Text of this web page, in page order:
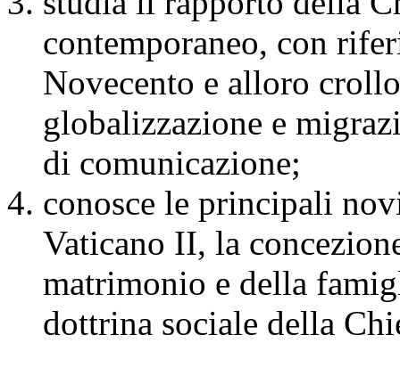
contemporaneo, con
Novecento e alloro
globalizzazione e
di comunicazione;
conosce le principali
Vaticano II, la
matrimonio e della
dottrina sociale della